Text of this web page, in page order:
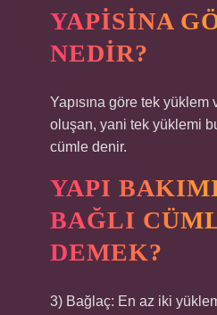
YAPISINA
NEDIR?
Yapısına göre tek yüklem
oluşan, yani tek yüklemi
cümle denir.
YAPI
BAĞLI
DEMEK?
3) Bağlaç: En az iki